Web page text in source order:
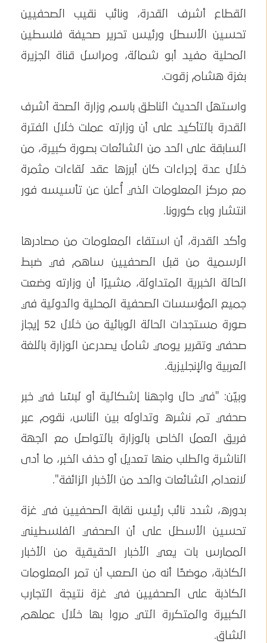
القطاع أشرف القدرة، ونائب نقيب الصحفيين
تحسين الأسطل ورئيس تحرير صحيفة فلسطين
المحلية مفيد أبو شمالة، ومراسل قناة الجزيرة
بغزة هشام زقوت.
واستهل الحديث الناطق باسم وزارة الصحة أشرف
القدرة بالتأكيد على أن وزارته عملت خلال الفترة
السابقة على الحد من الشائعات بصورة كبيرة، من
خلال عدة إجراءات كان أبرزها عقد لقاءات مثمرة
مع مركز المعلومات الذي أُعلن عن تأسيسه فور
انتشار وباء كورونا.
وأكد القدرة، أن استقاء المعلومات من مصادرها
الرسمية من قبل الصحفيين ساهم في ضبط
الحالة الخبرية المتداولة، مشيرًا أن وزارته وضعت
جميع المؤسسات الصحفية المحلية والدولية في
صورة مستجدات الحالة الوبائية من خلال 52 إيجاز
صحفي وتقرير يومي شامل يصدرعن الوزارة باللغة
العربية والإنجليزية.
وبيّن: "في حال واجهنا إشكالية أو لبسًا في خبر
صحفي تم نشره وتداوله بين الناس، نقوم عبر
فريق العمل الخاص بالوزارة بالتواصل مع الجهة
الناشرة والطلب منها تعديل أو حذف الخبر، ما أدى
لانعدام الشائعات والحد من الأخبار الزائفة".
بدوره، شدد نائب رئيس نقابة الصحفيين في غزة
تحسين الأسطل على أن الصحفي الفلسطيني
الممارس بات يعي الأخبار الحقيقية من الأخبار
الكاذبة، موضحًا أنه من الصعب أن تمر المعلومات
الكاذبة على الصحفيين في غزة نتيجة التجارب
الكبيرة والمتكررة التي مروا بها خلال عملهم
الشاق.